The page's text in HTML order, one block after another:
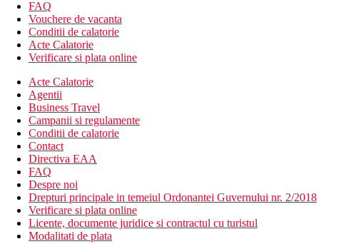
Descrierea plajei
plaja publica cu nisip JBR se afla la aproximativ 900 m de hotel
sezlongurile si umbrelele pe plaja sunt contra cost.
Asctivitati sportive gratuite
fitness
Activitati sportive contra cost
sauna
baie de aburi
spa
masaje si tratamente de infrumusetare
Masa
Mic dejun:
mic dejun tip bufet
FAQ
Vouchere de vacanta
Conditii de calatorie
Acte Calatorie
Verificare si plata online
Acte Calatorie
Agentii
Business Travel
Campanii si regulamente
Conditii de calatorie
Contact
Directiva EAA
FAQ
Despre noi
Drepturi principale in temeiul Ordonantei Guvernului nr. 2/2018
Verificare si plata online
Licente, documente juridice si contractul cu turistul
Modalitati de plata